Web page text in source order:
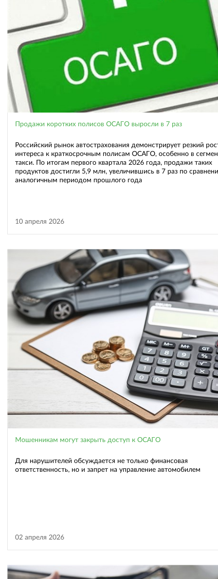
Продажи коротких полисов ОСАГО выросли в 7 раз
Российский рынок автострахования демонстрирует резкий
интереса к краткосрочным полисам ОСАГО, особенно в
такси. По итогам первого квартала 2026 года, продажи таких
продуктов достигли 5,9 млн, увеличившись в 7 раз по
аналогичным периодом прошлого года
10 апреля 2026
Мошенникам могут закрыть доступ к ОСАГО
Для нарушителей обсуждается не только финансовая
ответственность, но и запрет на управление автомобилем
02 апреля 2026